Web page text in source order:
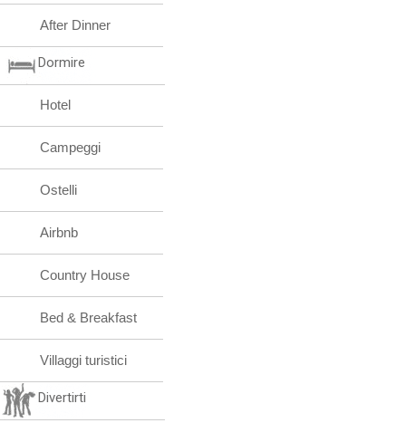
After Dinner
Dormire
Hotel
Campeggi
Ostelli
Airbnb
Country House
Bed & Breakfast
Villaggi turistici
Divertirti